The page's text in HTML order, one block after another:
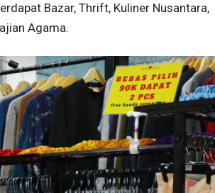
Bazar, Thrift, Kuliner Nusantara,
Agama.